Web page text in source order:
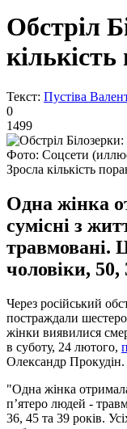
Обстріл
Текст: Пустіва
0
1499
Фото: Соцсети
Зросла кількість
Одна жінка
сумісні з
травмовані.
чоловіки, 50,
Через російський
постраждали
жінки виявилися
в суботу, 24 лютого,
Олександр Прокудін.
"Одна жінка
п’ятеро людей -
36, 45 та 39 років.